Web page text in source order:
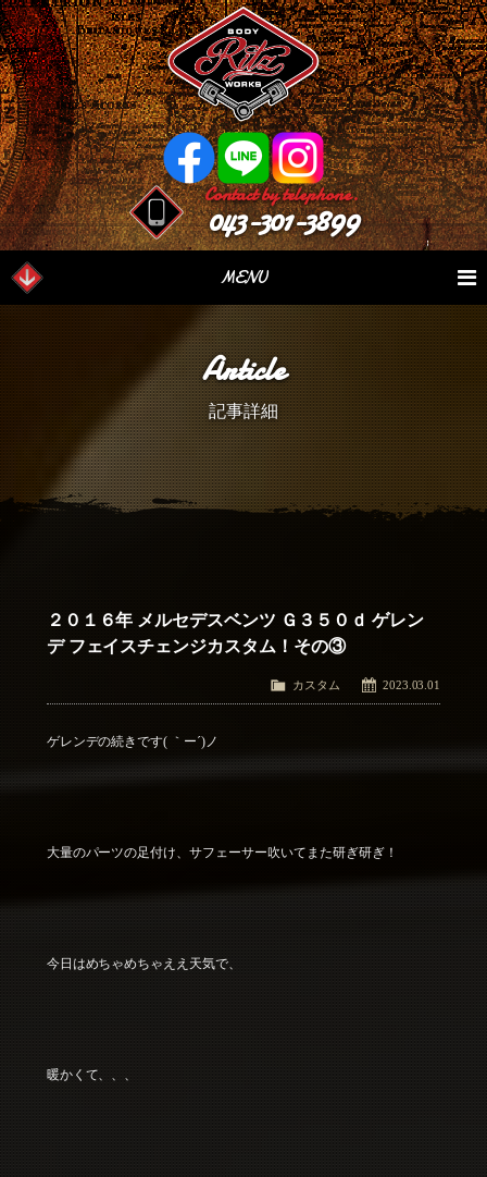
Contact by telephone.
043-301-3899
MENU
Our Serivce
業務内容 Stock List
在庫車情報
Parts Sales
パーツ情報 Case Study
作業日誌
Blog
つぶやき Factory
会社概要
Article
記事詳細
２０１６年 メルセデスベンツ Ｇ３５０ｄ ゲレン
デ フェイスチェンジカスタム！その③
2023.03.01
カスタム
ゲレンデの続きです( ｀ー´)ノ
大量のパーツの足付け、サフェーサー吹いてまた研ぎ研ぎ！
今日はめちゃめちゃええ天気で、
暖かくて、、、